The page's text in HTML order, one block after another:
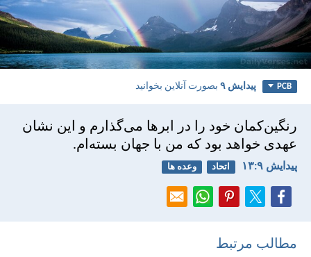
PCB پيدايش ۹ بصورت آنلاین بخوانید
رنگين‌كمان خود را در ابرها می‌گذارم و اين نشان
عهدی خواهد بود كه من با جهان بسته‌ام.
پيدايش ۹:‏۱۳ اتحاد وعده ها
مطالب مرتبط